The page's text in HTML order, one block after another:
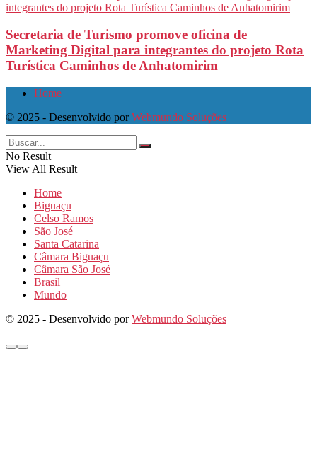
Secretaria de Turismo promove oficina de
Marketing Digital para integrantes do projeto Rota
Turística Caminhos de Anhatomirim
Home
© 2025 - Desenvolvido porWebmundo Soluções
No Result
View All Result
Home
Biguaçu
Celso Ramos
São José
Santa Catarina
Câmara Biguaçu
Câmara São José
Brasil
Mundo
© 2025 - Desenvolvido porWebmundo Soluções